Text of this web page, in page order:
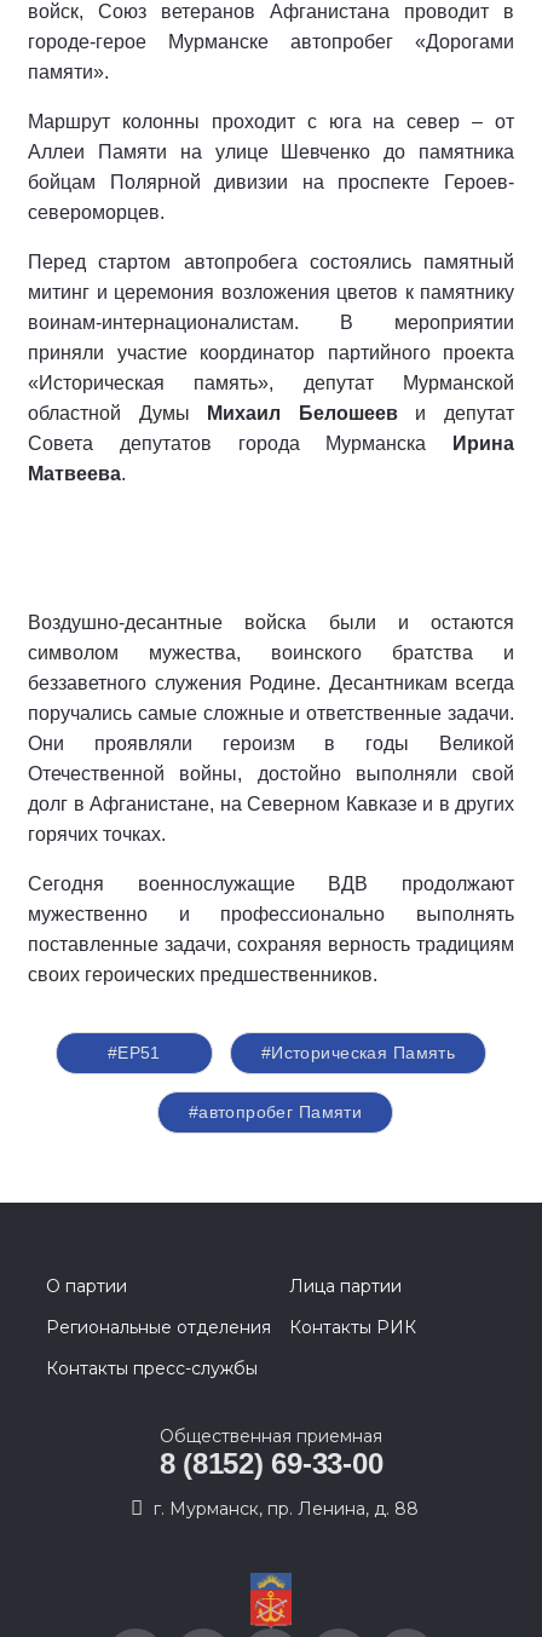
войск, Союз ветеранов Афганистана проводит в
городе-герое Мурманске автопробег «Дорогами
памяти».
Маршрут колонны проходит с юга на север – от
Аллеи Памяти на улице Шевченко до памятника
бойцам Полярной дивизии на проспекте Героев-
североморцев.
Перед стартом автопробега состоялись памятный
митинг и церемония возложения цветов к памятнику
воинам-интернационалистам. В мероприятии
приняли участие координатор партийного проекта
«Историческая память», депутат Мурманской
областной Думы
Михаил Белошееви депутат
Совета депутатов города Мурманска
Ирина
Матвеева.
Воздушно-десантные войска были и остаются
символом мужества, воинского братства и
беззаветного служения Родине. Десантникам всегда
поручались самые сложные и ответственные задачи.
Они проявляли героизм в годы Великой
Отечественной войны, достойно выполняли свой
долг в Афганистане, на Северном Кавказе и в других
горячих точках.
Сегодня военнослужащие ВДВ продолжают
мужественно и профессионально выполнять
поставленные задачи, сохраняя верность традициям
своих героических предшественников.
#ЕР51 #Историческая Память
#автопробег Памяти
О партии
Лица партии
Региональные отделения
Контакты РИК
Контакты пресс-службы
Общественная приемная
8 (8152) 69-33-00
г. Мурманск, пр. Ленина, д. 88